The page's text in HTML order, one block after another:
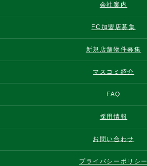
会社案内
FC加盟店募集
新規店舗物件募集
マスコミ紹介
FAQ
採用情報
お問い合わせ
プライバシーポリシー